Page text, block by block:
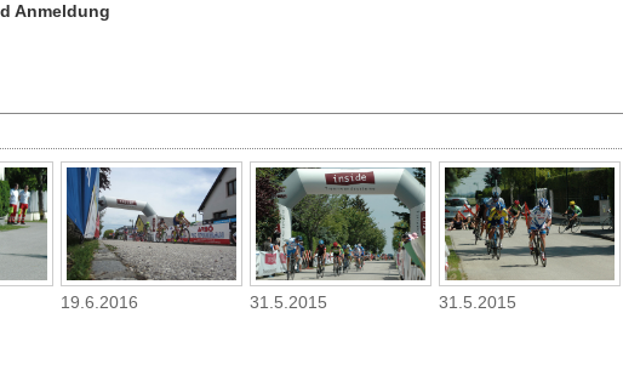
Anmeldung
19.6.2016 31.5.2015 31.5.2015